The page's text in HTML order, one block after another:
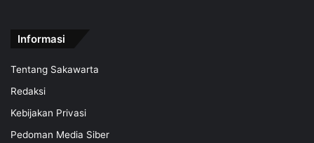
Informasi
Tentang Sakawarta
Redaksi
Kebijakan Privasi
Pedoman Media Siber